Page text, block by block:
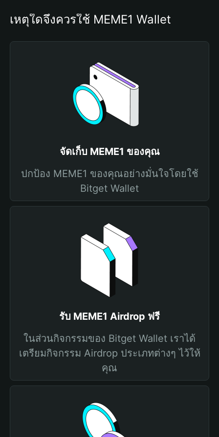
เหตุใดจึงควรใช้ MEME1 Wallet
จัดเก็บ MEME1 ของคุณ
ปกป้อง MEME1 ของคุณอย่างมั่นใจโดยใช้
Bitget Wallet
รับ MEME1 Airdrop ฟรี
ในส่วนกิจกรรมของ Bitget Wallet เราได้
เตรียมกิจกรรม Airdrop ประเภทต่างๆ ไว้ให้
คุณ